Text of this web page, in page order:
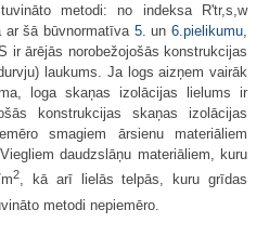
metodi: no indeksa R'tr,s,w
ar šā būvnormatīva 5.un6.pielikumu,
ir ārējās norobežojošās konstrukcijas
laukums. Ja logs aizņem vairāk
loga skaņas izolācijas lielums ir
konstrukcijas skaņas izolācijas
smagiem ārsienu materiāliem
daudzslāņu materiāliem, kuru
2, kā arī lielās telpās, kuru grīdas
metodi nepiemēro.